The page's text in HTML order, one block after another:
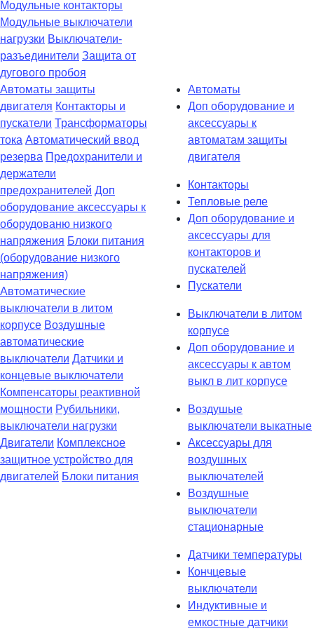
Модульные контакторы
Модульные выключатели
нагрузки Выключатели-
разъединители Защита от
дугового пробоя
Автоматы защиты
двигателя Контакторы и
пускатели Трансформаторы
тока Автоматический ввод
резерва Предохранители и
держатели
предохранителей Доп
оборудование аксессуары к
оборудованю низкого
напряжения Блоки питания
(оборудование низкого
напряжения)
Автоматические
выключатели в литом
корпусе Воздушные
автоматические
выключатели Датчики и
концевые выключатели
Компенсаторы реактивной
мощности Рубильники,
выключатели нагрузки
Двигатели Комплексное
защитное устройство для
двигателей Блоки питания
Автоматы
Доп оборудование и
аксессуары к
автоматам защиты
двигателя
Контакторы
Тепловые реле
Доп оборудование и
аксессуары для
контакторов и
пускателей
Пускатели
Выключатели в литом
корпусе
Доп оборудование и
аксессуары к автом
выкл в лит корпусе
Воздушые
выключатели выкатные
Аксессуары для
воздушных
выключателей
Воздушные
выключатели
стационарные
Датчики температуры
Кончцевые
выключатели
Индуктивные и
емкостные датчики